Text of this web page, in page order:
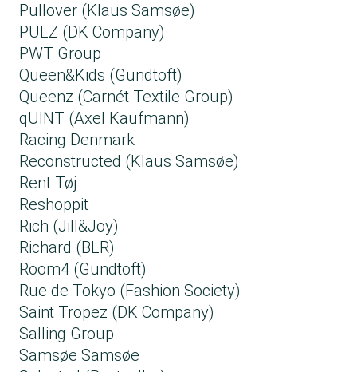
Pullover (Klaus Samsøe)
PULZ (DK Company)
PWT Group
Queen&Kids (Gundtoft)
Queenz (Carnét Textile Group​)
qUINT (Axel Kaufmann)
Racing Denmark
Reconstructed (Klaus Samsøe)
Rent Tøj
Reshoppit
Rich (Jill&Joy)
Richard (BLR)
Room4 (Gundtoft)
Rue de Tokyo (Fashion Society)
Saint Tropez (DK Company)
Salling Group
Samsøe Samsøe